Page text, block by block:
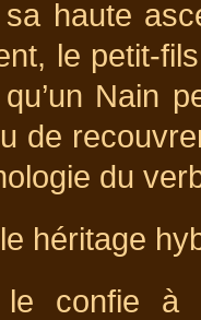
haute
le petit-
Nain
de
du
héritage
confie à